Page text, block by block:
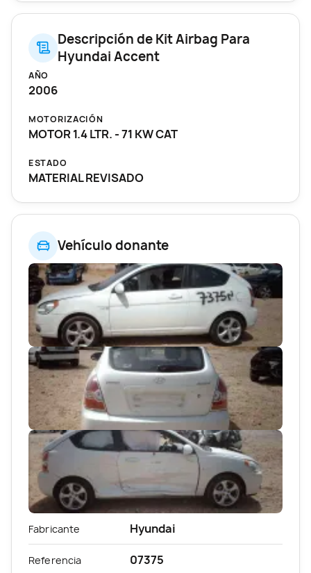
Vehículo donante
Fabricante Hyundai
Referencia 07375
Descripción de Kit Airbag Para
Hyundai Accent
AÑO
2006
MOTORIZACIÓN
MOTOR 1.4 LTR. - 71 KW CAT
ESTADO
MATERIAL REVISADO